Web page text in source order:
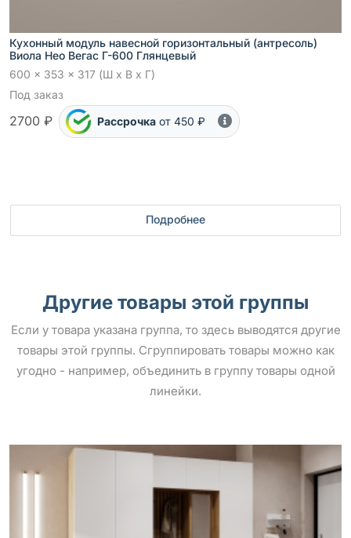
Кухонный модуль навесной горизонтальный (антресоль)
Виола Нео Вегас Г-600 Глянцевый
600 x 353 x 317 (Ш x В x Г)
Под заказ
2700 ₽ Рассрочка от 450 ₽
Подробнее
Другие товары этой группы
Если у товара указана группа, то здесь выводятся другие
товары этой группы. Сгруппировать товары можно как
угодно - например, объединить в группу товары одной
линейки.